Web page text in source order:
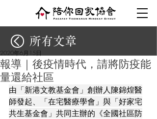
報導｜後疫情時代，請將防疫能
量還給社區
2020年6月15日
由「新港文教基金會」創辦人陳錦煌醫
師發起、「在宅醫療學會」與「好家宅
共生基金會」共同主辦的《全國社區防
所有文章